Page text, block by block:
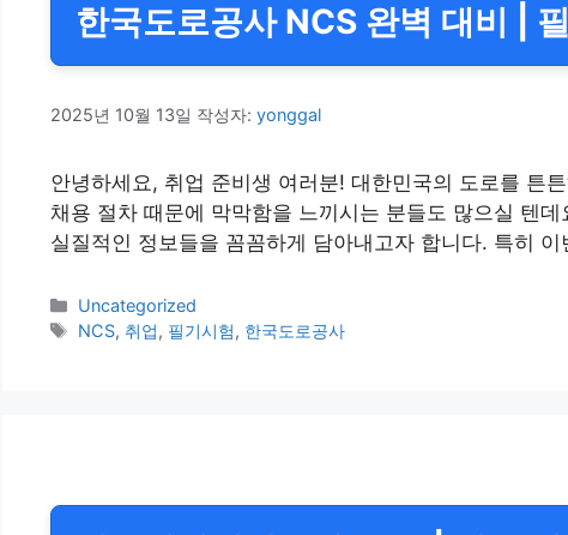
한국도로공사 NCS 완벽 대비 |
2025년 10월 13일 작성자: yonggal
안녕하세요, 취업 준비생 여러분! 대한민국의 도로를 튼
채용 절차 때문에 막막함을 느끼시는 분들도 많으실 텐
실질적인 정보들을 꼼꼼하게 담아내고자 합니다. 특히
카
테
Uncategorized
태
NCS, 취업, 필기시험, 한국도로공사